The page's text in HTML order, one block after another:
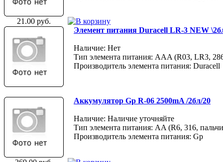
21.00 руб.
Элемент питания Duracell LR-3 NEW
Наличие: Нет
Тип элемента питания: AAA (R03, LR3,
Производитель элемента питания: Duracell
Аккумулятор Gp R-06 2500mA /2бл/20
Наличие: Наличие уточняйте
Тип элемента питания: AA (R6, 316,
Производитель элемента питания: Gp